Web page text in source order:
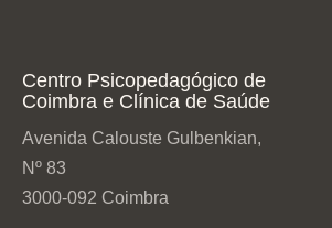
Centro Psicopedagógico de
Coimbra e Clínica de Saúde
Avenida Calouste Gulbenkian,
Nº 83
3000-092 Coimbra